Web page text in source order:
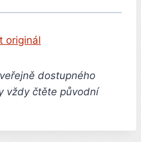
originál
dostupného
vždy čtěte původní